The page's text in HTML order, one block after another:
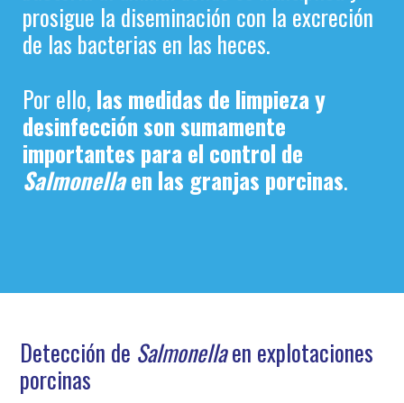
prosigue la diseminación con la excreción
de las bacterias en las heces.
Por ello, las medidas de limpieza y
desinfección son sumamente
importantes para el control de
Salmonellaen las granjas porcinas.
Detección de Salmonellaen explotaciones
porcinas